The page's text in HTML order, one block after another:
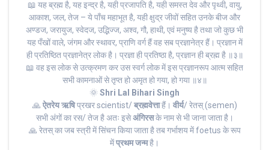
📖 यह ब्रह्म है, यह इन्द्र है, यही प्रजापति है, यही समस्त देव और पृथ्वी, वायु,
आकाश, जल, तेज – ये पाँच महाभूत है, यही क्षुद्र जीवों सहित उनके बीज और
अण्डज, जरायुज, स्वेदज, उद्भिज्ज, अश्व, गौ, हाथी, एवं मनुष्य है तथा जो कुछ भी
यह पँखों वाले, जंगम और स्थावर, प्राणि वर्ग हैं वह सब प्रज्ञानेत्र हैं। प्रज्ञान में
ही प्रतिष्ठित प्रज्ञानेत्र लोक है। प्रज्ञा ही प्रतिष्ठा है, प्रज्ञान ही ब्रह्म है ॥३॥
📖 वह इस लोक से उत्क्रमण कर उस स्वर्ग लोक में इस प्रज्ञानरूप आत्म सहित
सभी कामनाओं से तृप्त हो अमृत हो गया, हो गया ॥४॥
🌞 Shri Lal Bihari Singh
🙏 ऐतरेय ऋषिप्रखर scientist/ ब्रह्मवेत्ताहैं। वीर्य/ रेतस् (semen)
सभी अंगों का रस/ तेज है अतः इसेअंगिरसके नाम से भी जाना जाता है।
🙏 रेतस् का जब स्त्री में सिंचन किया जाता है तब गर्भाशय में foetus के रूप
मेंप्रथम जन्महै।